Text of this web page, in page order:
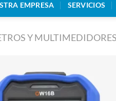
EMPRESA SERVICIOS
Y